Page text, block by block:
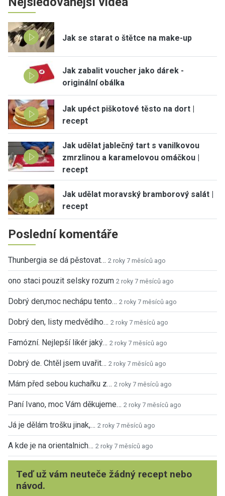
Jak se starat o štětce na make-up
Jak zabalit voucher jako dárek -
originální obálka
Jak upéct piškotové těsto na dort |
recept
Jak udělat jablečný tart s vanilkovou
zmrzlinou a karamelovou omáčkou |
recept
Jak udělat moravský bramborový salát |
recept
Poslední komentáře
Thunbergia se dá pěstovat… 2 roky 7 měsíců ago
ono staci pouzit selsky rozum 2 roky 7 měsíců ago
Dobrý den,moc nechápu tento… 2 roky 7 měsíců ago
Dobrý den, listy medvědího… 2 roky 7 měsíců ago
Famózní. Nejlepší likér jaký… 2 roky 7 měsíců ago
Dobrý de. Chtěl jsem uvařit… 2 roky 7 měsíců ago
Mám před sebou kuchařku z… 2 roky 7 měsíců ago
Paní Ivano, moc Vám děkujeme… 2 roky 7 měsíců ago
Já je dělám trošku jinak,… 2 roky 7 měsíců ago
A kde je na orientalnich… 2 roky 7 měsíců ago
Teď už vám neuteče žádný recept nebo
návod.